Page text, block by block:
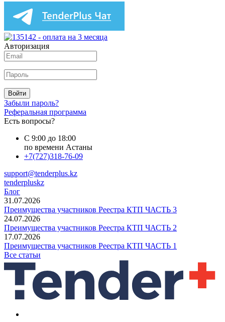
Авторизация
Войти
Забыли пароль?
Реферальная программа
Есть вопросы?
С 9:00 до 18:00
по времени Астаны
+7(727)318-76-09
support@tenderplus.kz
tenderpluskz
Блог
31.07.2026
Преимущества участников Реестра КТП ЧАСТЬ 3
24.07.2026
Преимущества участников Реестра КТП ЧАСТЬ 2
17.07.2026
Преимущества участников Реестра КТП ЧАСТЬ 1
Все статьи